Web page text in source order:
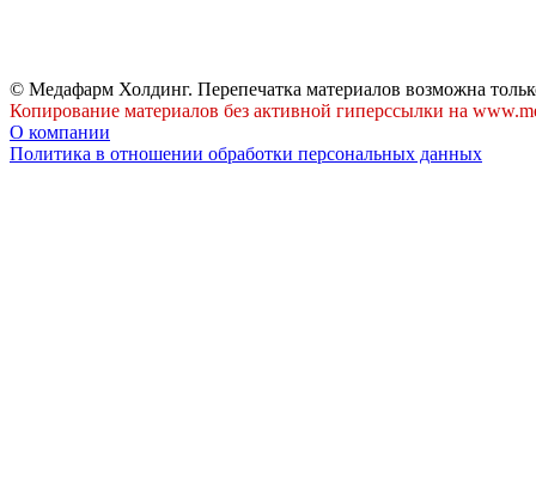
© Медафарм Холдинг. Перепечатка материалов возможна
Копирование материалов без активной гиперссылки на
О компании
Политика в отношении обработки персональных данных